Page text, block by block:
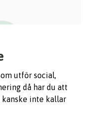
utför social,
då har du att
kanske inte kallar